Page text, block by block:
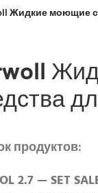
Жидкие моющие
продуктов:
2.7 — SET